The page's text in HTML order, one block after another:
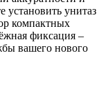
установить унитаз
компактных
фиксация –
вашего нового